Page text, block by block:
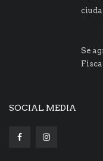
Se
SOCIAL MEDIA